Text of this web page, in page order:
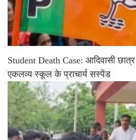
Student Death Case: आदिवासी
एकलव्य स्कूल के प्राचार्य सस्पेंड